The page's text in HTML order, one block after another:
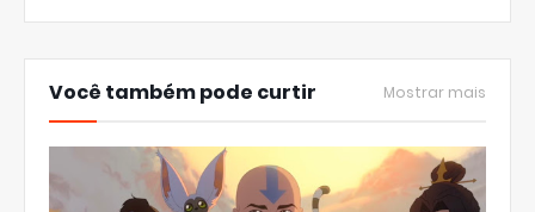
Você também pode curtir Mostrar mais